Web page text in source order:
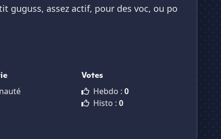
guguss, assez actif, pour des voc, ou po
Votes
Hebdo : 0
Histo : 0